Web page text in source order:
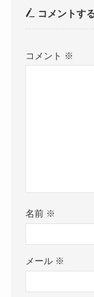
コメントす
コメント ※
名前 ※
メール ※